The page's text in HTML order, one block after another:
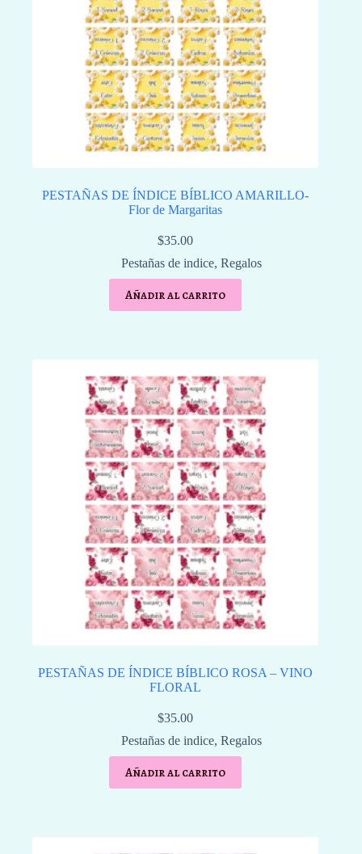
PESTAÑAS DE ÍNDICE BÍBLICO AMARILLO-
Flor de Margaritas
$35.00
Pestañas de indice,Regalos
Añadir al carrito
PESTAÑAS DE ÍNDICE BÍBLICO ROSA – VINO
FLORAL
$35.00
Pestañas de indice,Regalos
Añadir al carrito